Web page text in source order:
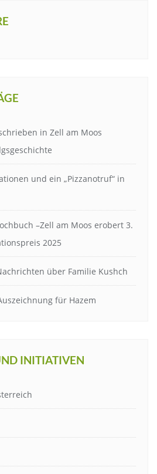
in Zell am Moos
und ein „Pizzanotruf“ in
–Zell am Moos erobert 3.
2025
über Familie Kushch
für Hazem
INITIATIVEN